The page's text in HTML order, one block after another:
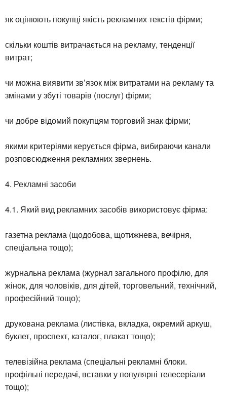
як оцінюють покупці якість рекламних текстів фірми;
скільки коштів витрачається на рекламу, тенденції
витрат;
чи можна виявити зв’язок між витратами на рекламу та
змінами у збуті товарів (послуг) фірми;
чи добре відомий покупцям торговий знак фірми;
якими критеріями керується фірма, вибираючи канали
розповсюдження рекламних звернень.
4. Рекламні засоби
4.1. Який вид рекламних засобів використовує фірма:
газетна реклама (щодобова, щотижнева, вечірня,
спеціальна тощо);
журнальна реклама (журнал загального профілю, для
жінок, для чоловіків, для дітей, торговельний, технічний,
професійний тощо);
друкована реклама (листівка, вкладка, окремий аркуш,
буклет, проспект, каталог, плакат тощо);
телевізійна реклама (спеціальні рекламні блоки.
профільні передачі, вставки у популярні телесеріали
тощо);